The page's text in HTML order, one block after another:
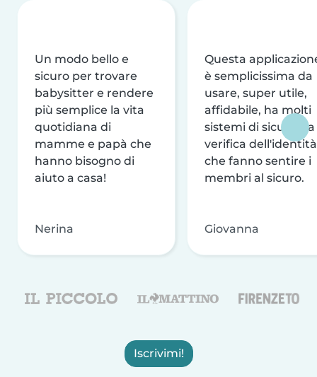
Un modo bello e
sicuro per trovare
babysitter e rendere
più semplice la vita
quotidiana di
mamme e papà che
hanno bisogno di
aiuto a casa!
Nerina
Questa
è semplicissima da
usare, super utile,
affidabile, ha molti
sistemi di sicurezza
verifica dell'identità
che fanno sentire i
membri al sicuro.
Giovanna
Iscrivimi!